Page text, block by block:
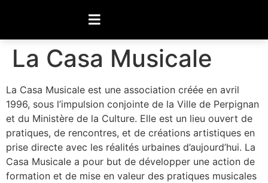
La Casa Musicale
La Casa Musicale est une association créée en avril
1996, sous l’impulsion conjointe de la Ville de Perpignan
et du Ministère de la Culture. Elle est un lieu ouvert de
pratiques, de rencontres, et de créations artistiques en
prise directe avec les réalités urbaines d’aujourd’hui. La
Casa Musicale a pour but de développer une action de
formation et de mise en valeur des pratiques musicales